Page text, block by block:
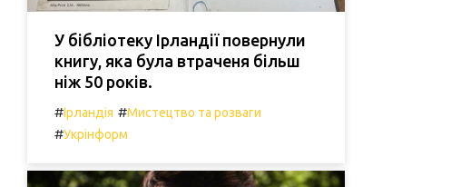
У бібліотеку Ірландії повернули
книгу, яка була втраченя більш
ніж 50 років.
#Ірландія #Мистецтво та розваги
#Укрінформ